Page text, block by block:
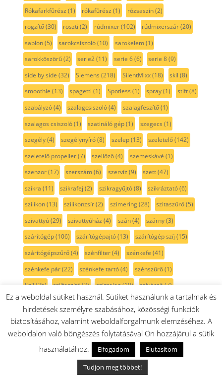
Rókafarkfűrész (1) rókafűrész (1) rózsaszín(2)
rögzítő(30) röszti (2) rúdmixer(102) rúdmixerszár(20)
sablon(5) sarokcsiszoló(10) sarokelem(1)
sarokköszörű(2) serie2(11) serie 6(6) serie 8(9)
side by side (32) Siemens (218) SilentMixx(18) skil (8)
smoothie (13) spagetti (1) Spotless (1) spray(1) stift(8)
szabályzó(4) szalagcsiszoló(4) szalagfeszítő(1)
szalagos csiszoló(1) szatináló gép(1) szegecs (1)
szegély(4) szegélynyíró(8) szelep(13) szeletelő(142)
szeletelő propeller(7) szellőző(4) szemeskávé (1)
szenzor(17) szerszám(6) szervíz (9) szett(47)
szikra (11) szikrafej (2) szikragyűjtó(8) szikráztató(6)
szilikon(13) szilikonzsír(2) szimering(28) szitaszűrő(5)
szivattyú(29) szivattyúház (4) szán(4) szárny(3)
szárítógép(106) szárítógépajtó(13) szárítógép szíj (15)
szárítógépszűrő(4) szénfilter(4) szénkefe (41)
szénkefe pár(22) szénkefe tartó(4) szénszűrő(1)
Szíj(25) szíjfeszítő(3) színtelen(10) szívócső(7)
szívófej(92) szórófej(3) szórókar(9) szögcsiszoló(1)
szögfúró
szögpolírozó (1) szöszszedő
szöszszűrő(5) szürke(36) szűkítő(2) szűrő(175)
szűrőtartó(6) sárga(3) sín(5) sótartály(7) sötétkék
sütemény kinyomó(3)
Ez a weboldal sütiket használ. Sütiket használunk a tartalmak és
hirdetések személyre szabásához, közösségi funkciók
biztosításához, valamint weboldalforgalmunk elemzéséhez. A
weboldalon való böngészés folytatásával Ön hozzájárul a sütik
használatához.
Elfogadom
Elutasítom
Tudjon meg többet!